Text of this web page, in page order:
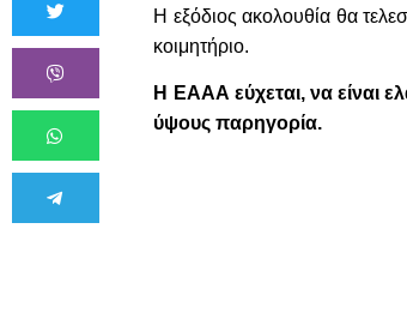
Η εξόδιος ακολουθία θα
κοιμητήριο.
Η ΕΑΑΑ εύχεται, να είναι
ύψους παρηγορία.